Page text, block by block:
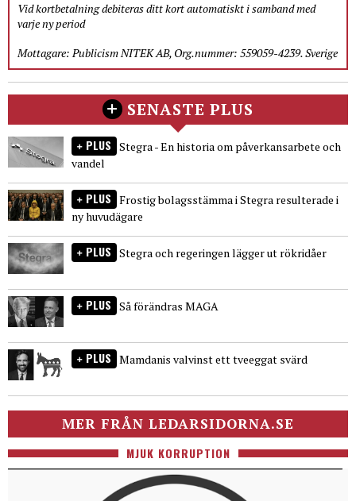
Vid kortbetalning debiteras ditt kort automatiskt i samband med
varje ny period
Mottagare: Publicism NITEK AB, Org.nummer: 559059-4239. Sverige
SENASTE PLUS
PLUS Stegra - En historia om påverkansarbete och
vandel
PLUS Frostig bolagsstämma i Stegra resulterade i
ny huvudägare
PLUS Stegra och regeringen lägger ut rökridåer
PLUS Så förändras MAGA
PLUS Mamdanis valvinst ett tveeggat svärd
MER FRÅN LEDARSIDORNA.SE
MJUK KORRUPTION